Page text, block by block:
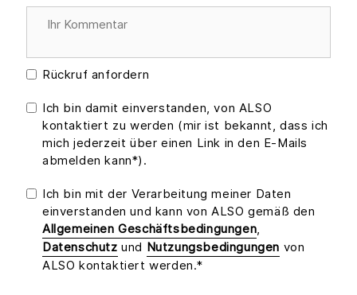
Rückruf anfordern
Ich bin damit einverstanden, von ALSO
kontaktiert zu werden (mir ist bekannt, dass ich
mich jederzeit über einen Link in den E-Mails
abmelden kann*).
Ich bin mit der Verarbeitung meiner Daten
einverstanden und kann von ALSO gemäß den
Allgemeinen Geschäftsbedingungen
Datenschutz und Nutzungsbedingungen von
ALSO kontaktiert werden.*